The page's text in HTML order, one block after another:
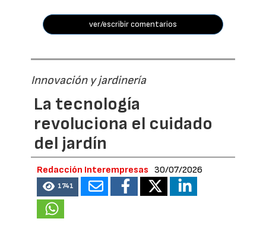
ver/escribir comentarios
Innovación y jardinería
La tecnología
revoluciona el cuidado
del jardín
Redacción Interempresas 30/07/2026
1741